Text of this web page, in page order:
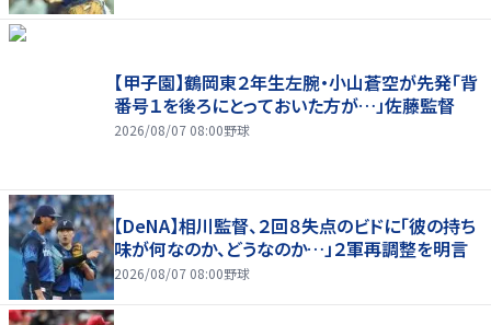
【甲子園】鶴岡東２年生左腕・小山蒼空が先発「背
番号１を後ろにとっておいた方が…」佐藤監督
2026/08/07 08:00野球
【DeNA】相川監督、２回８失点のビドに「彼の持ち
味が何なのか、どうなのか…」２軍再調整を明言
2026/08/07 08:00野球